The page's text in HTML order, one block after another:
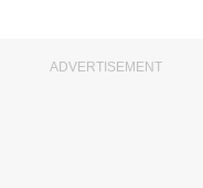
ADVERTISEMENT